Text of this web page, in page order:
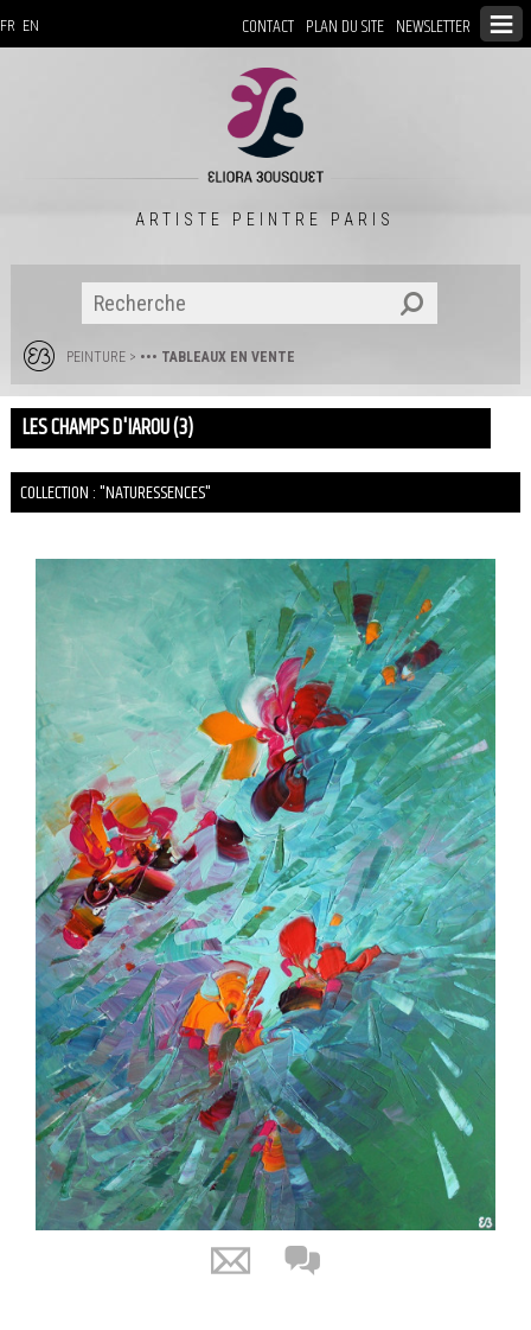
CONTACT PLAN DU SITE NEWSLETTER
FR EN
ARTISTE PEINTRE PARIS
PEINTURE> ••• TABLEAUX EN VENTE
LES CHAMPS D'IAROU (3)
COLLECTION : "NATURESSENCES"